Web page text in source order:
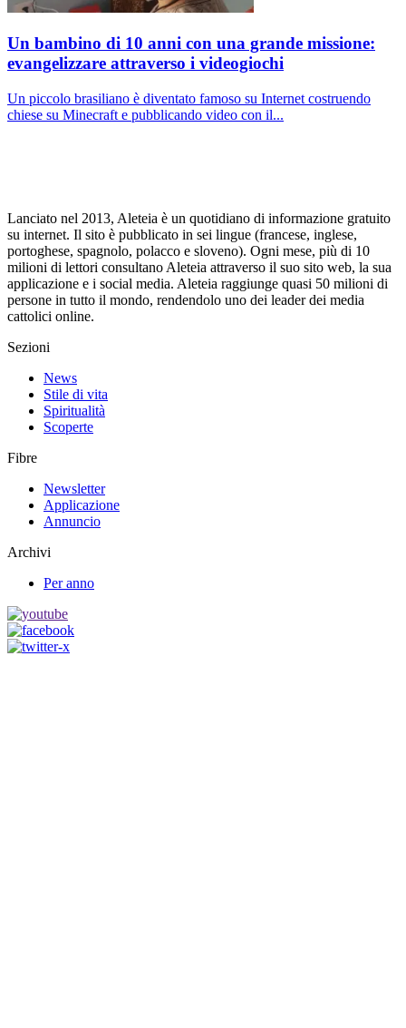
Un bambino di 10 anni con una grande missione:
evangelizzare attraverso i videogiochi
Un piccolo brasiliano è diventato famoso su Internet costruendo
chiese su Minecraft e pubblicando video con il...
Lanciato nel 2013, Aleteia è un quotidiano di informazione gratuito
su internet. Il sito è pubblicato in sei lingue (francese, inglese,
portoghese, spagnolo, polacco e sloveno). Ogni mese, più di 10
milioni di lettori consultano Aleteia attraverso il suo sito web, la sua
applicazione e i social media. Aleteia raggiunge quasi 50 milioni di
persone in tutto il mondo, rendendolo uno dei leader dei media
cattolici online.
Sezioni
News
Stile di vita
Spiritualità
Scoperte
Fibre
Newsletter
Applicazione
Annuncio
Archivi
Per anno